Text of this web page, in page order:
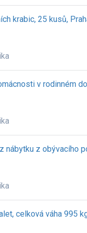
krabic, 25 kusů,
v rodinném
nábytku z obývacího
celková váha 995